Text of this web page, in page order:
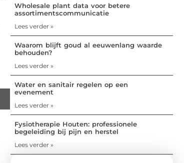
Wholesale plant data voor betere
assortimentscommunicatie
Lees verder »
Waarom blijft goud al eeuwenlang waarde
behouden?
Lees verder »
Water en sanitair regelen op een
evenement
Lees verder »
Fysiotherapie Houten: professionele
begeleiding bij pijn en herstel
Lees verder »